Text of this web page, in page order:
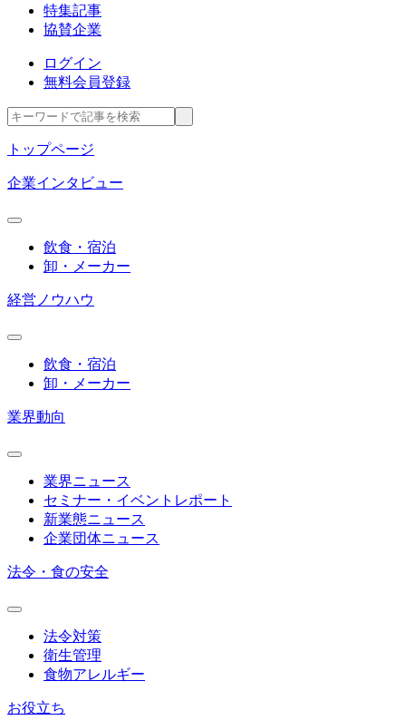
特集記事
協賛企業
ログイン
無料会員登録
トップページ
企業インタビュー
飲食・宿泊
卸・メーカー
経営ノウハウ
飲食・宿泊
卸・メーカー
業界動向
業界ニュース
セミナー・イベントレポート
新業態ニュース
企業団体ニュース
法令・食の安全
法令対策
衛生管理
食物アレルギー
お役立ち